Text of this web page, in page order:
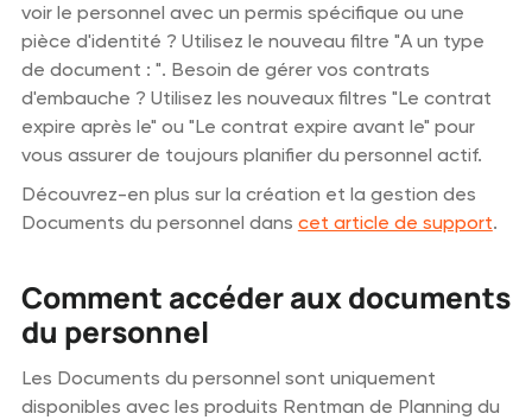
voir le personnel avec un permis spécifique ou une
pièce d'identité ? Utilisez le nouveau filtre "A un type
de document : ". Besoin de gérer vos contrats
d'embauche ? Utilisez les nouveaux filtres "Le contrat
expire après le" ou "Le contrat expire avant le" pour
vous assurer de toujours planifier du personnel actif.
Découvrez-en plus sur la création et la gestion des
Documents du personnel dans cet article de support.
Comment accéder aux documents
du personnel
Les Documents du personnel sont uniquement
disponibles avec les produits Rentman de Planning du